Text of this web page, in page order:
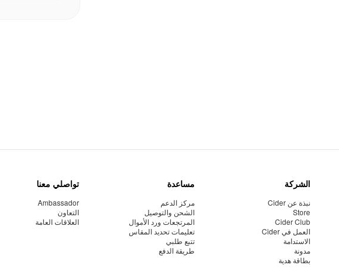
الشركة
نبذة عن Cider
Store
Cider Club
العمل في Cider
الاستدامة
مدونة
بطاقة هدية
مساعدة
مركز الدعم
الشحن والتوصيل
المرتجعات ورد الأموال
تعليمات تحديد المقاس
تتبع طلبي
طريقة الدفع
تواصلي معنا
Ambassador
التعاون
العلاقات العامة